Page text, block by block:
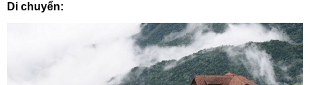
Di chuyển: